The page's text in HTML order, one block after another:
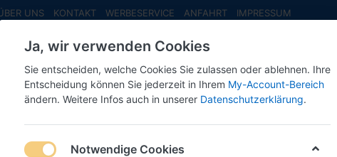
UNS KONTAKT WERBESERVICE ANFAHRT IMPRESSUM
INFO MAI NEU EINGETROFFEN NEUHEITEN
Netherlands Air Force KDC-10 Extender - 334 Squadron,
Ja, wir verwenden Cookies
Sie entscheiden, welche Cookies Sie zulassen oder ablehnen. Ihre
Entscheidung können Sie jederzeit in Ihrem My-Account-Bereich
ändern. Weitere Infos auch in unserer Datenschutzerklärung.
Notwendige Cookies